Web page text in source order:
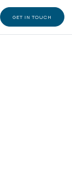
GET IN TOUCH